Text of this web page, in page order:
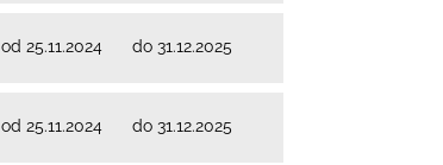
od 25.11.2024 do 31.12.2025
od 25.11.2024 do 31.12.2025